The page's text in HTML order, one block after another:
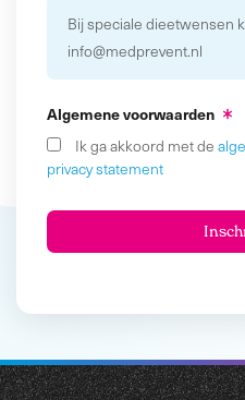
Bij speciale dieetwensen
info@medprevent.nl
Algemene voorwaarden
Ik ga akkoord met de
privacy statement